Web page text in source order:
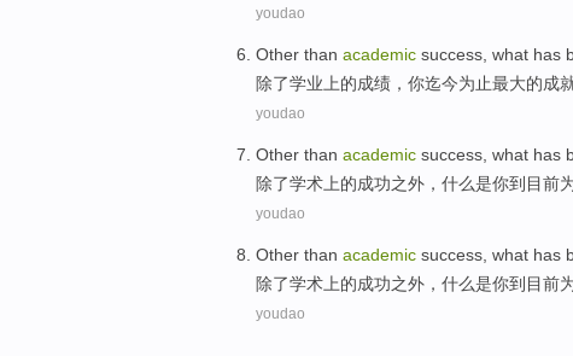
youdao
Other than academic success what has
除了学业上的成绩 ， 你迄今为止最大的成
youdao
Other than academic success what has
除了学术上的成功之外 ， 什么是你到 目前
youdao
Other than academic success what has
除了学术上的成功之外 ， 什么是你到目前
youdao